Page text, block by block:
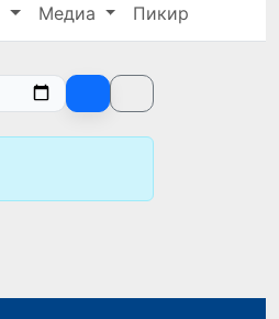
Медиа Пикир